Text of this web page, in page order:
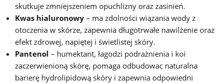
skutkuje zmniejszeniem opuchlizny oraz zasinień.
Kwas hialuronowy – ma zdolności wiązania wody z
otoczenia w skórze, zapewnia długotrwałe nawilżenie oraz
efekt zdrowej, napiętej i świetlistej skóry.
Pantenol – humektant, łagodzi podrażnienia i koi
zaczerwienioną skórę, pomaga odbudowac naturalna
barierę hydrolipidową skóry i zapewnia odpowiedni